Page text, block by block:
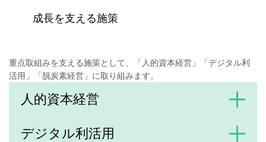
成長を支える施策
重点取組みを支える施策として、「人的資本経営」「デジタル利
活用」「脱炭素経営」に取り組みます。
人的資本経営
デジタル利活用